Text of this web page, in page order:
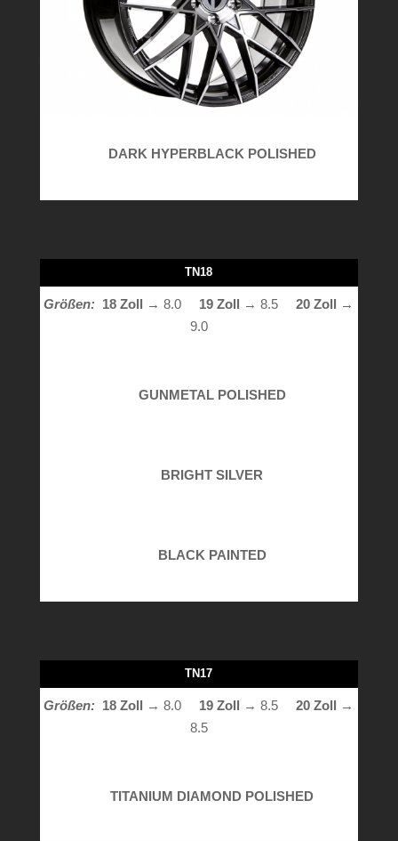
DARK HYPERBLACK POLISHED
TN18
Größen: 18 Zoll → 8.0 19 Zoll → 8.520 Zoll →
9.0
GUNMETAL POLISHED
BRIGHT SILVER
BLACK PAINTED
TN17
Größen: 18 Zoll → 8.0 19 Zoll → 8.520 Zoll →
8.5
TITANIUM DIAMOND POLISHED